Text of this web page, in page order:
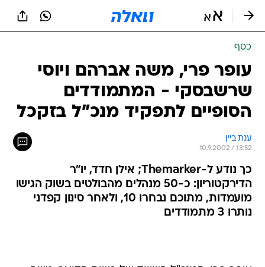
כסף
עופר פרי, משה אברהם ויוסי
שרשבסקי - המתמודדים
הסופיים לתפקיד מנכ"ל בזקכל
ענת ביין
10.9.2002 / 13:52
כך נודע ל-Themarker; אילן חדד, יו"ר
הדירקטוריון: כ-50 מנהלים מהבולטים בשוק הגישו
מועמדות, מתוכם נבחרו 10, ולאחר סינון קפדני
נותרו 3 מתמודדים